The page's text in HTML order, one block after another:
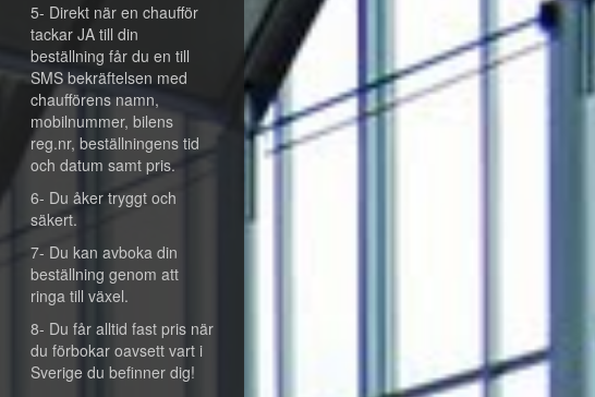
5- Direkt när en chaufför
tackar JA till din
beställning får du en till
SMS bekräftelsen med
chaufförens namn,
mobilnummer, bilens
reg.nr, beställningens tid
och datum samt pris.
6- Du åker tryggt och
säkert.
7- Du kan avboka din
beställning genom att
ringa till växel.
8- Du får alltid fast pris när
du förbokar oavsett vart i
Sverige du befinner dig!